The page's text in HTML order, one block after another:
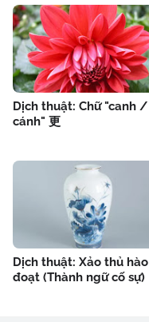
Dịch thuật: Chữ "canh /
cánh" 更
Dịch thuật: Xảo thủ hào
đoạt (Thành ngữ cố sự)